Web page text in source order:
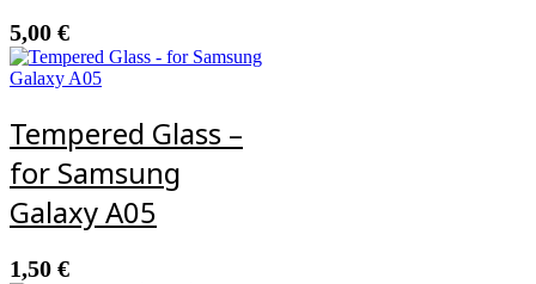
5,00 €
Tempered Glass –
for Samsung
Galaxy A05
1,50 €